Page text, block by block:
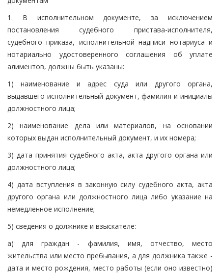
1. В исполнительном документе, за исключением
постановления судебного пристава-исполнителя,
судебного приказа, исполнительной надписи нотариуса и
нотариально удостоверенного соглашения об уплате
алиментов, должны быть указаны:
1) наименование и адрес суда или другого органа,
выдавшего исполнительный документ, фамилия и инициалы
должностного лица;
2) наименование дела или материалов, на основании
которых выдан исполнительный документ, и их номера;
3) дата принятия судебного акта, акта другого органа или
должностного лица;
4) дата вступления в законную силу судебного акта, акта
другого органа или должностного лица либо указание на
немедленное исполнение;
5) сведения о должнике и взыскателе:
а) для граждан - фамилия, имя, отчество, место
жительства или место пребывания, а для должника также -
дата и место рождения, место работы (если оно известно)